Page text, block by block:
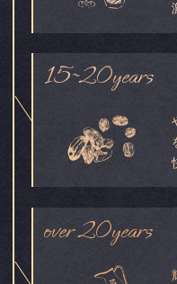
15~20years
over 20years